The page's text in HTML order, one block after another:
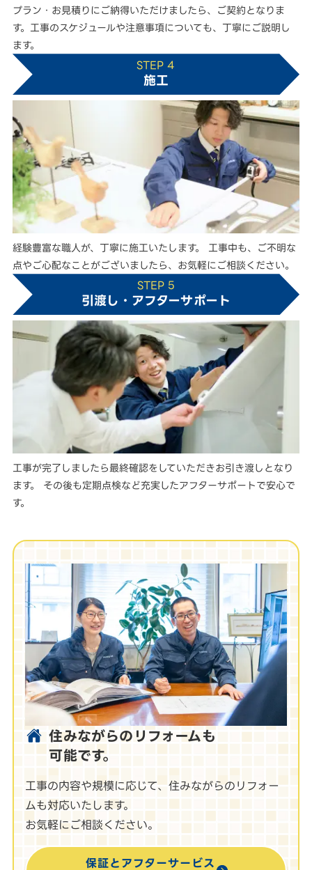
プラン・お見積りにご納得いただけましたら、ご契約となりま
す。工事のスケジュールや注意事項についても、丁寧にご説明し
ます。
STEP 4
施工
経験豊富な職人が、丁寧に施工いたします。 工事中も、ご不明な
点やご心配なことがございましたら、お気軽にご相談ください。
STEP 5
引渡し・アフターサポート
工事が完了しましたら最終確認をしていただきお引き渡しとなり
ます。 その後も定期点検など充実したアフターサポートで安心で
す。
住みながらのリフォームも
可能です。
工事の内容や規模に応じて、住みながらのリフォー
ムも対応いたします。
お気軽にご相談ください。
保証とアフターサービス